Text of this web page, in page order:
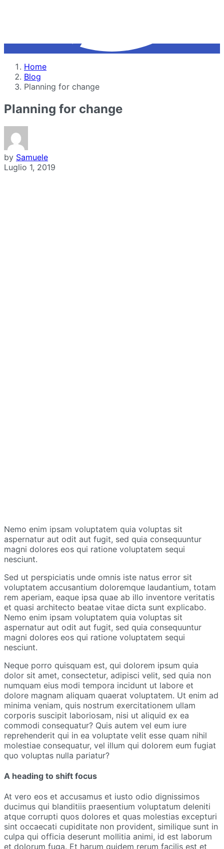
Home
Blog
Planning for change
Planning for change
by Samuele
Luglio 1, 2019
Nemo enim ipsam voluptatem quia voluptas sit
aspernatur aut odit aut fugit, sed quia consequuntur
magni dolores eos qui ratione voluptatem sequi
nesciunt.
Sed ut perspiciatis unde omnis iste natus error sit
voluptatem accusantium doloremque laudantium, totam
rem aperiam, eaque ipsa quae ab illo inventore veritatis
et quasi architecto beatae vitae dicta sunt explicabo.
Nemo enim ipsam voluptatem quia voluptas sit
aspernatur aut odit aut fugit, sed quia consequuntur
magni dolores eos qui ratione voluptatem sequi
nesciunt.
Neque porro quisquam est, qui dolorem ipsum quia
dolor sit amet, consectetur, adipisci velit, sed quia non
numquam eius modi tempora incidunt ut labore et
dolore magnam aliquam quaerat voluptatem. Ut enim ad
minima veniam, quis nostrum exercitationem ullam
corporis suscipit laboriosam, nisi ut aliquid ex ea
commodi consequatur? Quis autem vel eum iure
reprehenderit qui in ea voluptate velit esse quam nihil
molestiae consequatur, vel illum qui dolorem eum fugiat
quo voluptas nulla pariatur?
A heading to shift focus
At vero eos et accusamus et iusto odio dignissimos
ducimus qui blanditiis praesentium voluptatum deleniti
atque corrupti quos dolores et quas molestias excepturi
sint occaecati cupiditate non provident, similique sunt in
culpa qui officia deserunt mollitia animi, id est laborum
et dolorum fuga. Et harum quidem rerum facilis est et